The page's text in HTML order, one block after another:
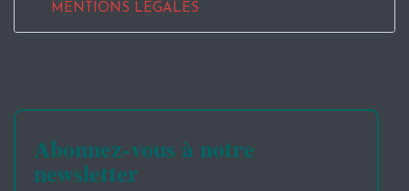
MENTIONS LEGALES
Abonnez-vous à notre
newsletter